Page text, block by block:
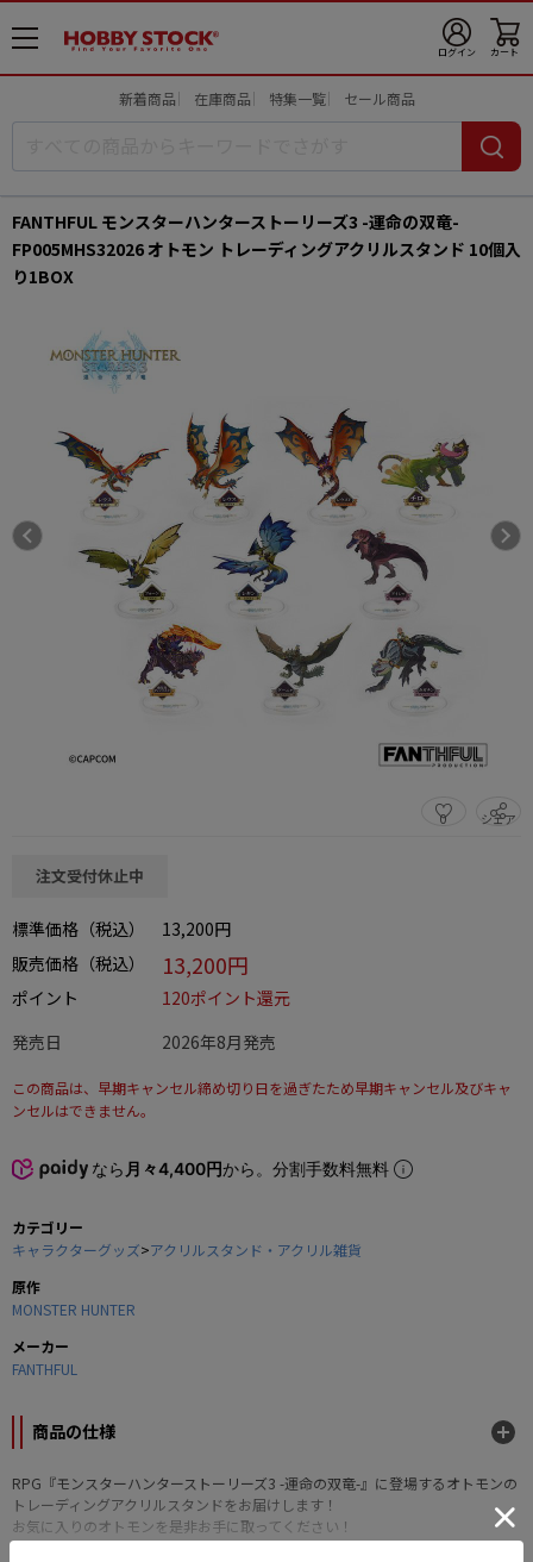
メ
ニ
ログイン カート
新着商品 在庫商品 特集一覧 セール商品
FANTHFUL モンスターハンターストーリーズ3 -運命の双竜-
FP005MHS32026 オトモン トレーディングアクリルスタンド 10個入
り1BOX
0 シェア
この商品をシェアする
注文受付休止中
標準価格（税込）
13,200円
販売価格（税込）
13,200円
ポイント
120ポイント還元
発売日
2026年8月発売
この商品は、早期キャンセル締め切り日を過ぎたため早期キャンセル及びキャ
ンセルはできません。
なら 月々4,400円から。分割手数料無料
カテゴリー
キャラクターグッズ>アクリルスタンド・アクリル雑貨
原作
MONSTER HUNTER
メーカー
FANTHFUL
商品の仕様
RPG『モンスターハンターストーリーズ3 -運命の双竜-』に登場するオトモンの
トレーディングアクリルスタンドをお届けします！
お気に入りのオトモンを是非お手に取ってください！